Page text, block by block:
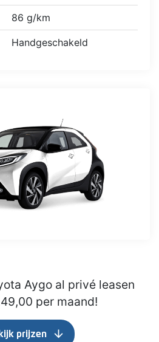
86 g/km
Handgeschakeld
Aygo al privé leasen
per maand!
prijzen arrow_downward